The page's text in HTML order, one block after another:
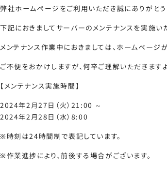
弊社ホームページをご利用いただき誠にありがとう
下記におきましてサーバーのメンテナンスを実施いた
メンテナンス作業中におきましては、ホームページ
ご不便をおかけしますが、何卒ご理解いただきます
【メンテナンス実施時間】
2024年2月27日（火）21:00 ～
2024年2月28日（水）8:00
※時刻は24時間制で表記しています。
※作業進捗により、前後する場合がございます。